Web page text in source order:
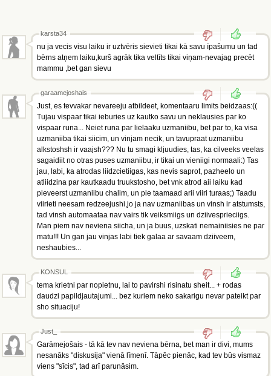
karsta34
nu ja vecis visu laiku ir uztvēris sievieti tikai kā savu īpašumu un tad
bērns atņem laiku,kurš agrāk tika veltīts tikai viņam-nevajag precēt
mammu ,bet gan sievu
garaamejoshais
Just, es tevvakar nevareeju atbildeet, komentaaru limits beidzaas:((
Tujau vispaar tikai ieburies uz kautko savu un neklausies par ko
vispaar runa... Neiet runa par lielaaku uzmaniibu, bet par to, ka visa
uzmaniiba tikai siicim, un vinjam necik, un tavupraat uzmaniibu
alkstoshsh ir vaajsh??? Nu tu smagi kljuudies, tas, ka cilveeks veelas
sagaidiit no otras puses uzmaniibu, ir tikai un vieniigi normaali:) Tas
jau, labi, ka atrodas liidzcietiigas, kas nevis saprot, pazheelo un
atliidzina par kautkaadu truukstosho, bet vnk atrod aii laiku kad
pieveerst uzmaniibu chalim, un pie taamaad arii viiri turaas;) Taadu
viirieti neesam redzeejushi,jo ja nav uzmaniibas un vinsh ir atstumsts,
tad vinsh automaataa nav vairs tik veiksmiigs un dziivesprieciigs.
Man piem nav neviena siicha, un ja buus, uzskati nemainiisies ne par
matu!!! Un gan jau vinjas labi tiek galaa ar savaam dziiveem,
neshaubies...
KONSUL
tema krietni par nopietnu, lai to pavirshi risinatu sheit... + rodas
daudzi papildjautajumi... bez kuriem neko sakarigu nevar pateikt par
sho situaciju!
Just_
Garāmejošais - tā kā tev nav neviena bērna, bet man ir divi, mums
nesanāks "diskusija" vienā līmenī. Tāpēc pienāc, kad tev būs vismaz
viens "sīcis", tad arī parunāsim.